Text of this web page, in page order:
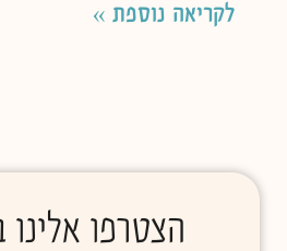
לקריאה נוספת »
הצטרפו